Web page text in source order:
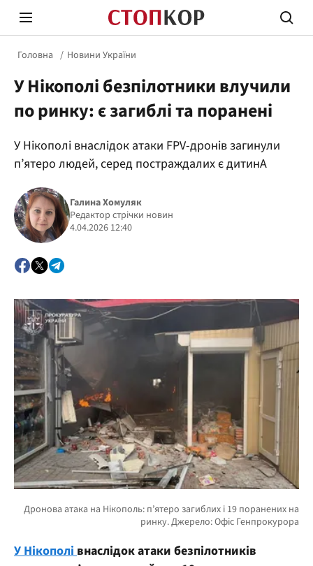
Стоп Політичній Корупції
Політика
Головна Новини України
У Нікополі безпілотники влучили
по ринку: є загиблі та поранені
У Нікополі внаслідок атаки FPV-дронів загинули
п’ятеро людей, серед постраждалих є дитинА
Галина Хомуляк
Редактор стрічки новин
4.04.2026 12:40
У Нікополі внаслідок атаки безпілотників